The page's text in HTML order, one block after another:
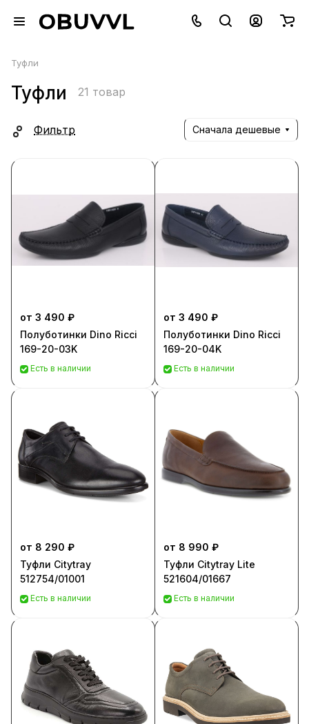
Туфли
Туфли 21 товар
Фильтр Сначала дешевые
от 3 490 ₽
Полуботинки Dino Ricci
169-20-03K
Есть в наличии
от 3 490 ₽
Полуботинки Dino Ricci
169-20-04K
Есть в наличии
от 8 290 ₽
Туфли Citytray
512754/01001
Есть в наличии
от 8 990 ₽
Туфли Citytray Lite
521604/01667
Есть в наличии